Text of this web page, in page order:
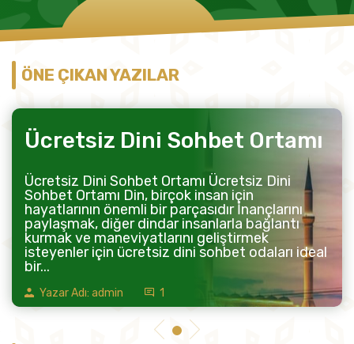
ÖNE ÇIKAN YAZILAR
Ücretsiz Dini Sohbet Ortamı
Ücretsiz Dini Sohbet Ortamı Ücretsiz Dini
Sohbet Ortamı Din, birçok insan için
hayatlarının önemli bir parçasıdır İnançlarını
paylaşmak, diğer dindar insanlarla bağlantı
kurmak ve maneviyatlarını geliştirmek
isteyenler için ücretsiz dini sohbet odaları ideal
bir...
Yazar Adı: admin 1